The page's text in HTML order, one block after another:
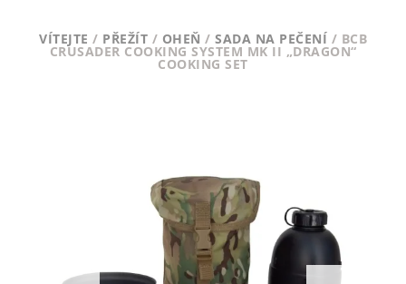
VÍTEJTE / PŘEŽÍT / OHEŇ / SADA NA PEČENÍ / BCB
CRUSADER COOKING SYSTEM MK II „DRAGON“
COOKING SET